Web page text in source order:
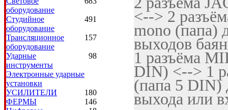
оборудование
491
Студийное
оборудование
157
Трансляционное
оборудование
98
Ударные
инструменты
Электронные ударные
установки
180
УСИЛИТЕЛИ
146
ФЕРМЫ
<--> 2
mono (папа)
выходов
1 разъёма
DIN) <--> 1
(папа 5 DIN)
выхода или